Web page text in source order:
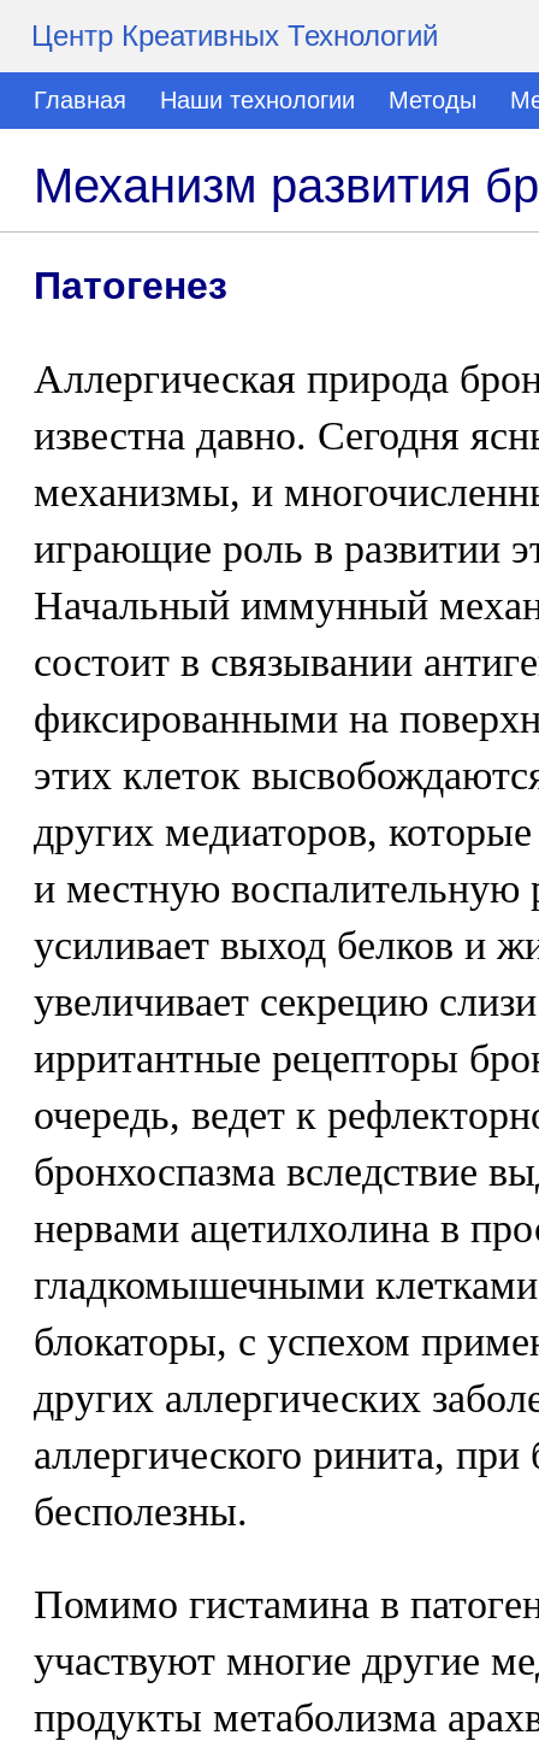
Центр Креативных Технологий
Главная Наши технологии Методы
Механизм развития
Патогенез
Аллергическая природа
известна давно. Сегодня
механизмы, и
играющие роль в развитии
Начальный иммунный
состоит в связывании
фиксированными на
этих клеток
других медиаторов,
и местную воспалительную
усиливает выход белков и
увеличивает секрецию
ирритантные рецепторы
очередь, ведет к
бронхоспазма вследствие
нервами ацетилхолина в
гладкомышечными
блокаторы, с успехом
других аллергических
аллергического ринита,
бесполезны.
Помимо гистамина в
участвуют многие другие
продукты метаболизма